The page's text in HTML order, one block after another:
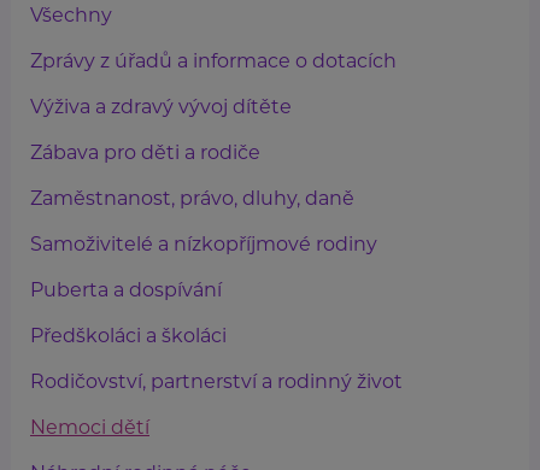
Všechny
Zprávy z úřadů a informace o dotacích
Výživa a zdravý vývoj dítěte
Zábava pro děti a rodiče
Zaměstnanost, právo, dluhy, daně
Samoživitelé a nízkopříjmové rodiny
Puberta a dospívání
Předškoláci a školáci
Rodičovství, partnerství a rodinný život
Nemoci dětí